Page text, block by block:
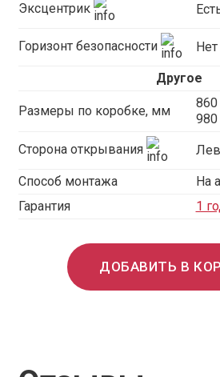
Эксцентрик
Горизонт безопасности Нет
Другое
Размеры по коробке, мм
860
980
Сторона открывания
Способ монтажа
На
Гарантия
1
ДОБАВИТЬ В